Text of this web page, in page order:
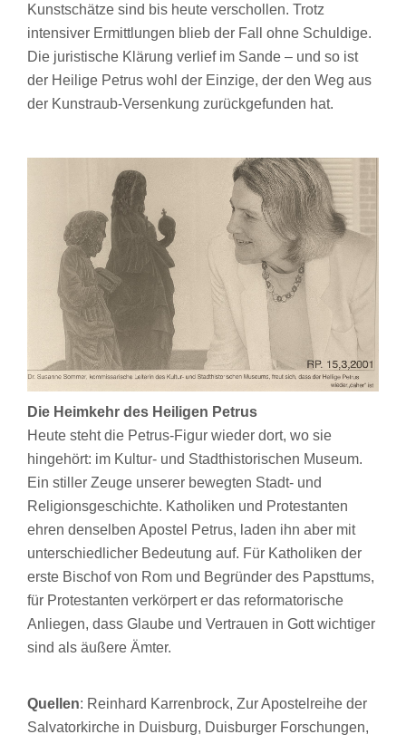
Kunstschätze sind bis heute verschollen. Trotz
intensiver Ermittlungen blieb der Fall ohne Schuldige.
Die juristische Klärung verlief im Sande – und so ist
der Heilige Petrus wohl der Einzige, der den Weg aus
der Kunstraub-Versenkung zurückgefunden hat.
Die Heimkehr des Heiligen Petrus
Heute steht die Petrus-Figur wieder dort, wo sie
hingehört: im Kultur- und Stadthistorischen Museum.
Ein stiller Zeuge unserer bewegten Stadt- und
Religionsgeschichte. Katholiken und Protestanten
ehren denselben Apostel Petrus, laden ihn aber mit
unterschiedlicher Bedeutung auf. Für Katholiken der
erste Bischof von Rom und Begründer des Papsttums,
für Protestanten verkörpert er das reformatorische
Anliegen, dass Glaube und Vertrauen in Gott wichtiger
sind als äußere Ämter.
Quellen: Reinhard Karrenbrock, Zur Apostelreihe der
Salvatorkirche in Duisburg, Duisburger Forschungen,